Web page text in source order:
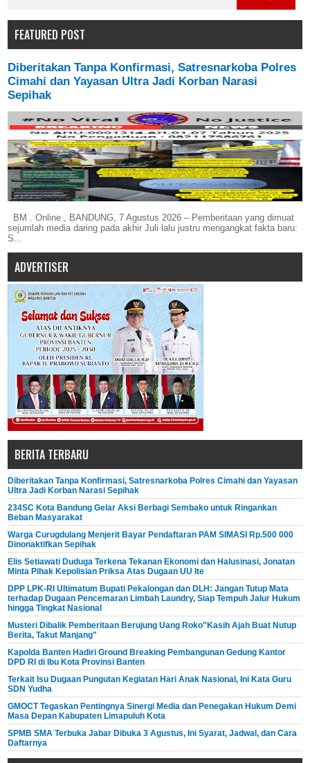
FEATURED POST
Diberitakan Tanpa Konfirmasi, Satresnarkoba Polres
Cimahi dan Yayasan Ultra Jadi Korban Narasi
Sepihak
BM . Online , BANDUNG, 7 Agustus 2026 – Pemberitaan yang dimuat
sejumlah media daring pada akhir Juli lalu justru mengangkat fakta baru:
S...
ADVERTISER
BERITA TERBARU
Diberitakan Tanpa Konfirmasi, Satresnarkoba Polres Cimahi dan Yayasan
Ultra Jadi Korban Narasi Sepihak
234SC Kota Bandung Gelar Aksi Berbagi Sembako untuk Ringankan
Beban Masyarakat
Warga Curugdulang Menjerit Bayar Pendaftaran PAM SIMASI Rp.500 000
Dinonaktifkan Sepihak
Elis Setiawati Duduga Terkena Tekanan Ekonomi dan Halusinasi, Jonatan
Minta Pihak Kepolisian Priksa Atas Dugaan UU Ite
DPP LPK-RI Ultimatum Bupati Pekalongan dan DLH: Jangan Tutup Mata
terhadap Dugaan Pencemaran Limbah Laundry, Siap Tempuh Jalur Hukum
hingga Tingkat Nasional
Musteri Dibalik Pemberitaan Berujung Uang Roko"Kasih Ajah Buat Nutup
Berita, Takut Manjang"
Kapolda Banten Hadiri Ground Breaking Pembangunan Gedung Kantor
DPD RI di Ibu Kota Provinsi Banten
Terkait Isu Dugaan Pungutan Kegiatan Hari Anak Nasional, Ini Kata Guru
SDN Yudha
GMOCT Tegaskan Pentingnya Sinergi Media dan Penegakan Hukum Demi
Masa Depan Kabupaten Limapuluh Kota
SPMB SMA Terbuka Jabar Dibuka 3 Agustus, Ini Syarat, Jadwal, dan Cara
Daftarnya